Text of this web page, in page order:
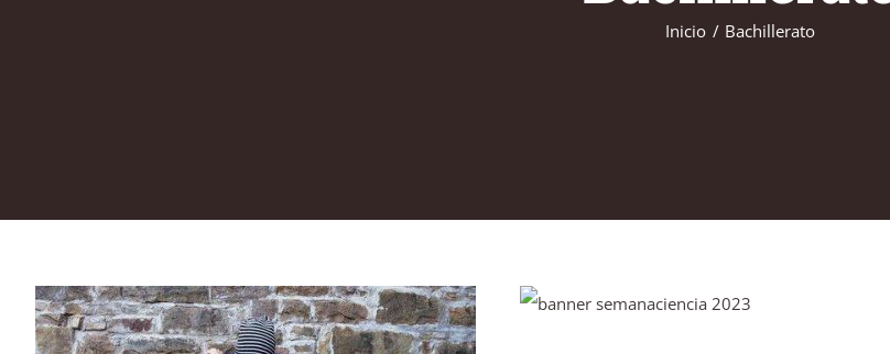
Inicio Bachillerato
Semana de las Ciencias y las